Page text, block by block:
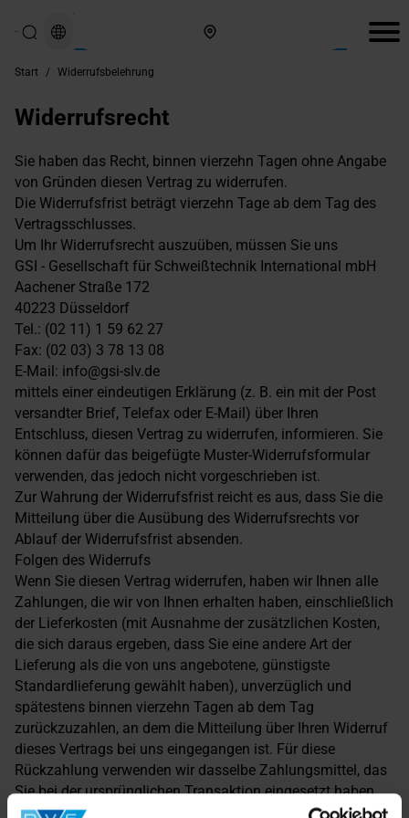
Start / Widerrufsbelehrung
Widerrufsrecht
Sie haben das Recht, binnen vierzehn Tagen ohne Angabe
von Gründen diesen Vertrag zu widerrufen.
Die Widerrufsfrist beträgt vierzehn Tage ab dem Tag des
Vertragsschlusses.
Um Ihr Widerrufsrecht auszuüben, müssen Sie uns
GSI - Gesellschaft für Schweißtechnik International mbH
Aachener Straße 172
40223 Düsseldorf
Tel.: (02 11) 1 59 62 27
Fax: (02 03) 3 78 13 08
E-Mail: info@gsi-slv.de
mittels einer eindeutigen Erklärung (z. B. ein mit der Post
versandter Brief, Telefax oder E-Mail) über Ihren
Entschluss, diesen Vertrag zu widerrufen, informieren. Sie
können dafür das beigefügte Muster-Widerrufsformular
verwenden, das jedoch nicht vorgeschrieben ist.
Zur Wahrung der Widerrufsfrist reicht es aus, dass Sie die
Mitteilung über die Ausübung des Widerrufsrechts vor
Ablauf der Widerrufsfrist absenden.
Folgen des Widerrufs
Wenn Sie diesen Vertrag widerrufen, haben wir Ihnen alle
Zahlungen, die wir von Ihnen erhalten haben, einschließlich
der Lieferkosten (mit Ausnahme der zusätzlichen Kosten,
die sich daraus ergeben, dass Sie eine andere Art der
Lieferung als die von uns angebotene, günstigste
Standardlieferung gewählt haben), unverzüglich und
spätestens binnen vierzehn Tagen ab dem Tag
zurückzuzahlen, an dem die Mitteilung über Ihren Widerruf
dieses Vertrags bei uns eingegangen ist. Für diese
Rückzahlung verwenden wir dasselbe Zahlungsmittel, das
Sie bei der ursprünglichen Transaktion eingesetzt haben,
es sei denn, mit Ihnen wurde ausdrücklich etwas anderes